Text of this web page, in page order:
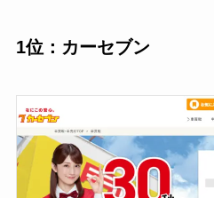
1位：カーセブン